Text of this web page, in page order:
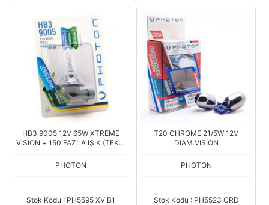
(TEKLİ
T20 CHROME 21/5W 12V
DIAM.VISION
PHOTON
Stok Kodu : PH5523 CRD
H13 12V 60/55W XEN
PHOTON
Stok Kodu : PH5513 DV